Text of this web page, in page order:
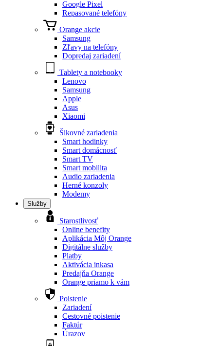
Google Pixel
Repasované telefóny
Orange akcie
Samsung
Zľavy na telefóny
Dopredaj zariadení
Tablety a notebooky
Lenovo
Samsung
Apple
Asus
Xiaomi
Šikovné zariadenia
Smart hodinky
Smart domácnosť
Smart TV
Smart mobilita
Audio zariadenia
Herné konzoly
Modemy
Služby
Starostlivosť
Online benefity
Aplikácia Môj Orange
Digitálne služby
Platby
Aktivácia inkasa
Predajňa Orange
Orange priamo k vám
Poistenie
Zariadení
Cestovné poistenie
Faktúr
Úrazov